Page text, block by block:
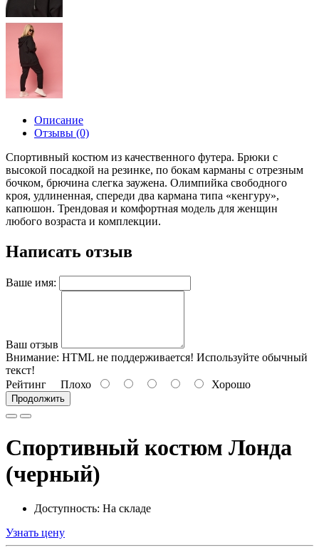
Описание
Отзывы (0)
Спортивный костюм из качественного футера. Брюки с
высокой посадкой на резинке, по бокам карманы с отрезным
бочком, брючина слегка заужена. Олимпийка свободного
кроя, удлиненная, спереди два кармана типа «кенгуру»,
капюшон. Трендовая и комфортная модель для женщин
любого возраста и комплекции.
Написать отзыв
Ваше имя:
Ваш отзыв
Внимание: HTML не поддерживается! Используйте обычный
текст!
Рейтинг Плохо Хорошо
Продолжить
Спортивный костюм Лонда
(черный)
Доступность: На складе
Узнать цену